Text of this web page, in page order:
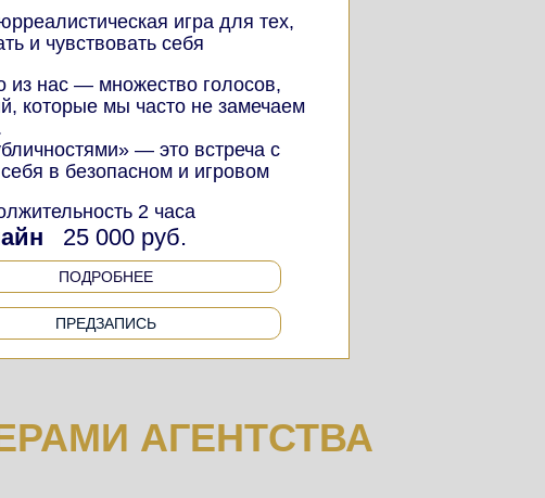
25 000 руб.
2 часа
ПОДРОБНЕЕ
ПРЕДЗАПИСЬ
из нас — множество голосов,
которые мы часто не замечаем
— это встреча с
в безопасном и игровом
игра для тех,
и чувствовать себя
АГЕНТСТВА